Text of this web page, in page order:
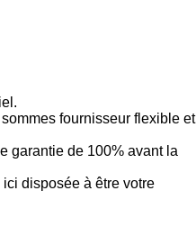
fournisseur flexible et
garantie de 100% avant la
disposée à être votre